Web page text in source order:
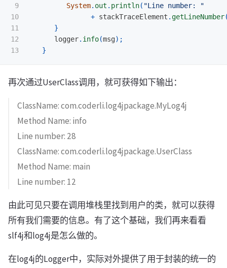
9
10
11
12
System. out . println( "Line number: "
+ stackTraceElement .getLineNumber
}
logger. info(msg);
}
再次通过UserClass调用，就可获得如下输出：
ClassName: com.coderli.log4jpackage.MyLog4j
Method Name: info
Line number: 28
ClassName: com.coderli.log4jpackage.UserClass
Method Name: main
Line number: 12
由此可见只要在调用堆栈里找到用户的类，就可以获得
所有我们需要的信息。有了这个基础，我们再来看看
slf4j和log4j是怎么做的。
在log4j的Logger中，实际对外提供了用于封装的统一的